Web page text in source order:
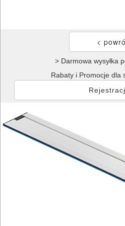
> Darmowa wysyłka
Rabaty i Promocje dla